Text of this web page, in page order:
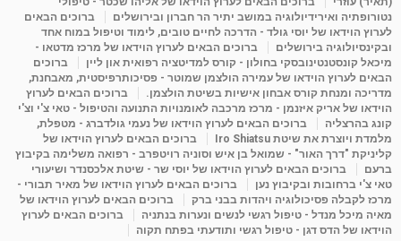
מדיטציה-התחדשות
Shahar-vod
נטורופתיה ואירידיולוגיה במושב יתיר הר חברון ובירושלים
ברוכים הבאים
לערוץ הוידאו של יוסי גולד - הדרכה לחיים טובים, לימוד וטיפול במוח אחד
ובקינסיולוגיה בירושלים
ברוכים הבאים לערוץ הוידאו של מרכז מדטאו -
מיכאל קונסטנטינובסקי בחולון - קורס למדיטציה רפואית און ליין
ברוכים
הבאים לערוץ הוידאו של עמירה הולצמן שמוטר - פסיכותרפיסטית, מאבחנת,
מדריכה ומנחת קורס אבחון אישיות בשיטת הולצמן.
ברוכים הבאים לערוץ
הוידאו של אריק איזנמן - מרכז מרכבה לאומנויות התנועה והטיפול - טאי צ'י וצ'י
קונג בהרצליה
ברוכים הבאים לערוץ הוידאו של נעמי גולדברג - מטפלת,
מלמדת ויוצרת את שיטת Iro Shiatsu
ברוכים הבאים לערוץ הוידאו של
קליניקת "דרך האור" - שמואל בן איש וסוניה רויטפרב - רפואה משלימה בקיבוץ
ברעם
ברוכים הבאים לערוץ הוידאו של יוסי שר - שיטת אלכסנדר ושיעורי
טאי צ'י ברחובות ובקיבוץ נען
ברוכים הבאים לערוץ הוידאו של מאיר תבורי -
מרכז לקבלה פסיכולוגיה ויהדות בבני ברק
ברוכים הבאים לערוץ הוידאו של
מאיה מיכל מנדל - טיפול רגשי לנשים ונערות בנתניה
ברוכים הבאים לערוץ
הוידאו של הדס דגן - טיפול רגשי ותודעתי בפתח תקוה